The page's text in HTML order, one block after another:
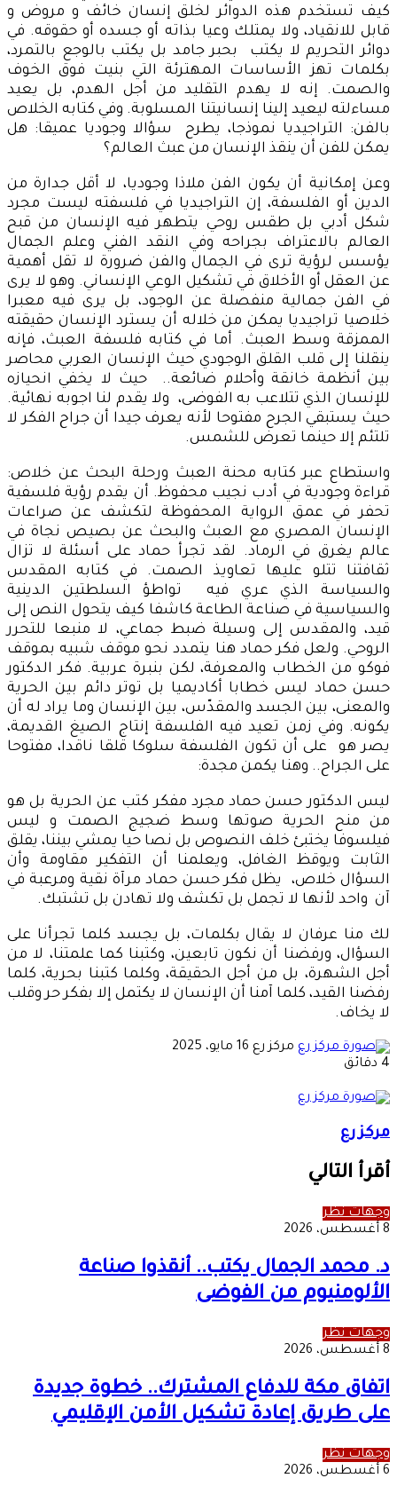
كيف تستخدم هذه الدوائر لخلق إنسان خائف و مروض و
قابل للانقياد، ولا يمتلك وعيا بذاته أو جسده أو حقوقه. في
دوائر التحريم لا يكتب بحبر جامد بل يكتب بالوجع بالتمرد،
بكلمات تهز الأساسات المهترئة التي بنيت فوق الخوف
والصمت. إنه لا يهدم التقليد من أجل الهدم، بل يعيد
مساءلته ليعيد إلينا إنسانيتنا المسلوبة. وفي كتابه الخلاص
بالفن: التراجيديا نموذجا، يطرح سؤالا وجوديا عميقا: هل
يمكن للفن أن ينقذ الإنسان من عبث العالم؟
وعن إمكانية أن يكون الفن ملاذا وجوديا، لا أقل جدارة من
الدين أو الفلسفة، إن التراجيديا في فلسفته ليست مجرد
شكل أدبي بل طقس روحي يتطهر فيه الإنسان من قبح
العالم بالاعتراف بجراحه وفي النقد الفني وعلم الجمال
يؤسس لرؤية ترى في الجمال والفن ضرورة لا تقل أهمية
عن العقل أو الأخلاق في تشكيل الوعي الإنساني. وهو لا يرى
في الفن جمالية منفصلة عن الوجود، بل يرى فيه معبرا
خلاصيا تراجيديا يمكن من خلاله أن يسترد الإنسان حقيقته
الممزقة وسط العبث. أما في كتابه فلسفة العبث، فإنه
ينقلنا إلى قلب القلق الوجودي حيث الإنسان العربي محاصر
بين أنظمة خانقة وأحلام ضائعة.. حيث لا يخفي انحيازه
للإنسان الذي تتلاعب به الفوضى، ولا يقدم لنا اجوبه نهائية.
حيث يستبقي الجرح مفتوحا لأنه يعرف جيدا أن جراح الفكر لا
تلتئم إلا حينما تعرض للشمس.
واستطاع عبر كتابه محنة العبث ورحلة البحث عن خلاص:
قراءة وجودية في أدب نجيب محفوظ. أن يقدم رؤية فلسفية
تحفر في عمق الرواية المحفوظة لتكشف عن صراعات
الإنسان المصري مع العبث والبحث عن بصيص نجاة في
عالم يغرق في الرماد. لقد تجرأ حماد على أسئلة لا تزال
ثقافتنا تتلو عليها تعاويذ الصمت. في كتابه المقدس
والسياسة الذي عري فيه تواطؤ السلطتين الدينية
والسياسية في صناعة الطاعة كاشفا كيف يتحول النص إلى
قيد، والمقدس إلى وسيلة ضبط جماعي، لا منبعا للتحرر
الروحي. ولعل فكر حماد هنا يتمدد نحو موقف شبيه بموقف
فوكو من الخطاب والمعرفة، لكن بنبرة عربية. فكر الدكتور
حسن حماد ليس خطابا أكاديميا بل توتر دائم بين الحرية
والمعنى، بين الجسد والمقدّس، بين الإنسان وما يراد له أن
يكونه. وفي زمن تعيد فيه الفلسفة إنتاج الصيغ القديمة،
يصر هو على أن تكون الفلسفة سلوكا قلقا ناقدا، مفتوحا
على الجراح.. وهنا يكمن مجدة:
ليس الدكتور حسن حماد مجرد مفكر كتب عن الحرية بل هو
من منح الحرية صوتها وسط ضجيج الصمت و ليس
فيلسوفا يختبئ خلف النصوص بل نصا حيا يمشي بيننا، يقلق
الثابت ويوقظ الغافل، ويعلمنا أن التفكير مقاومة وأن
السؤال خلاص، يظل فكر حسن حماد مرآة نقية ومرعبة في
آن واحد لأنها لا تجمل بل تكشف ولا تهادن بل تشتبك.
لك منا عرفان لا يقال بكلمات، بل يجسد كلما تجرأنا على
السؤال، ورفضنا أن نكون تابعين، وكتبنا كما علمتنا، لا من
أجل الشهرة، بل من أجل الحقيقة، وكلما كتبنا بحرية، كلما
رفضنا القيد، كلما آمنا أن الإنسان لا يكتمل إلا بفكر حر وقلب
لا يخاف.
مركز رع أرسل
16 مايو، 2025
4 دقائق
مركز رع
أقرأ التالي
وجهات نظر
8 أغسطس، 2026
د. محمد الجمال يكتب.. أنقذوا صناعة
الألومنيوم من الفوضى
وجهات نظر
8 أغسطس، 2026
اتفاق مكة للدفاع المشترك.. خطوة جديدة
على طريق إعادة تشكيل الأمن الإقليمي
وجهات نظر
6 أغسطس، 2026